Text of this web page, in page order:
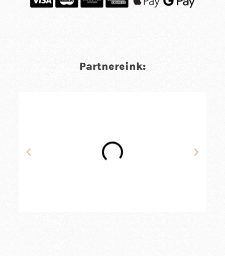
Partnereink: